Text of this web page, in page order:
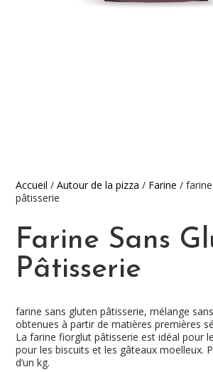
Accueil /Autour de la pizza / Farine /
pâtisserie
Farine Sans
Pâtisserie
farine sans gluten pâtisserie, mélange
obtenues à partir de matières premières
La farine fiorglut pâtisserie est idéal pour
pour les biscuits et les gâteaux moelleux.
d’un kg.